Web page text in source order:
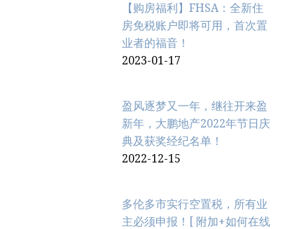
【购房福利】FHSA：全新住
房免税账户即将可用，首次置
业者的福音！
2023-01-17
盈风逐梦又一年，继往开来盈
新年，大鹏地产2022年节日庆
典及获奖经纪名单！
2022-12-15
多伦多市实行空置税，所有业
主必须申报！[ 附加+如何在线